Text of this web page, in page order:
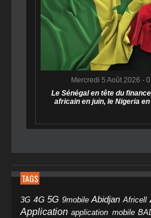
Mercredi 5 Août 2026 -
Le Sénégal en tête du
africain en juin, le Nigeria
TAGS
3G 4G 5G 9mobile Abidjan Africell
Application application mobile